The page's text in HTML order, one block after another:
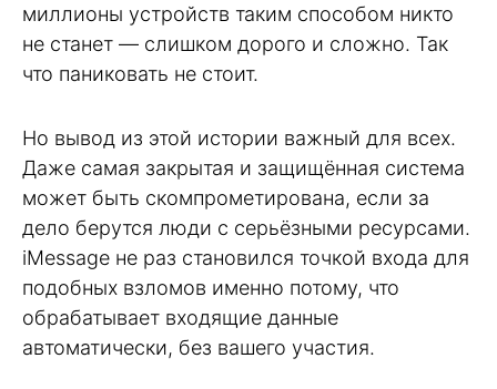
миллионы устройств таким способом никто
не станет — слишком дорого и сложно. Так
что паниковать не стоит.
Но вывод из этой истории важный для всех.
Даже самая закрытая и защищённая система
может быть скомпрометирована, если за
дело берутся люди с серьёзными ресурсами.
iMessage не раз становился точкой входа для
подобных взломов именно потому, что
обрабатывает входящие данные
автоматически, без вашего участия.